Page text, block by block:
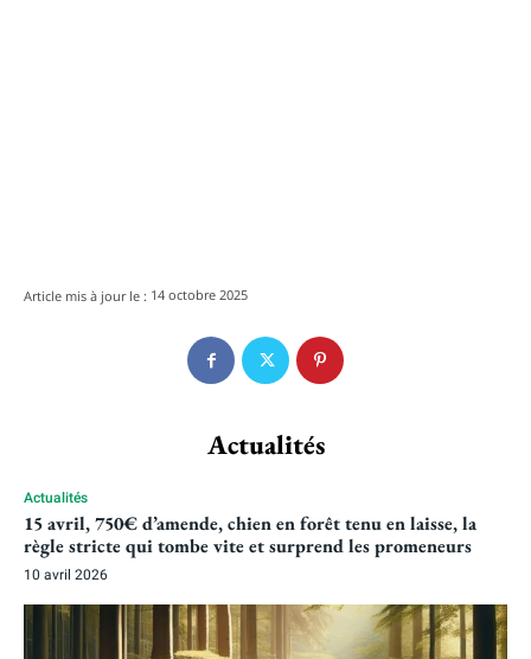
Article mis à jour le : 14 octobre 2025
Actualités
Actualités
15 avril, 750€ d’amende, chien en forêt tenu en laisse, la
règle stricte qui tombe vite et surprend les promeneurs
10 avril 2026